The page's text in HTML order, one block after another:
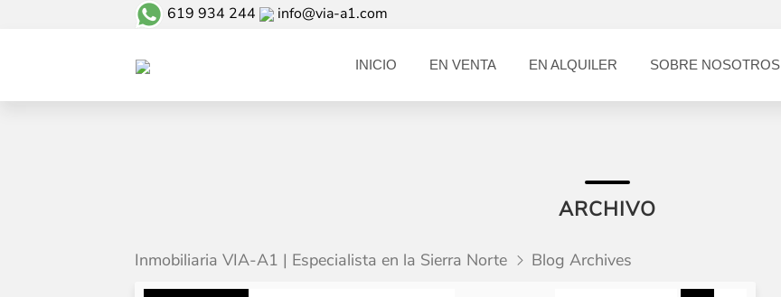
619 934 244 info@via-a1.com
INICIO EN VENTA EN ALQUILER SOBRE NOSOTROS
ARCHIVO
Inmobiliaria VIA-A1 | Especialista en la Sierra Norte Blog Archives